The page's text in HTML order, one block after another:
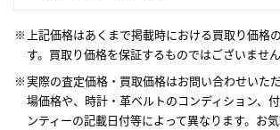
上記価格はあくまで掲載時における買取り価格
す。買取り価格を保証するものではございません
実際の査定価格・買取価格はお問い合わせいた
場価格や、時計・革ベルトのコンディション、
ンティーの記載日付等によって異なります。お